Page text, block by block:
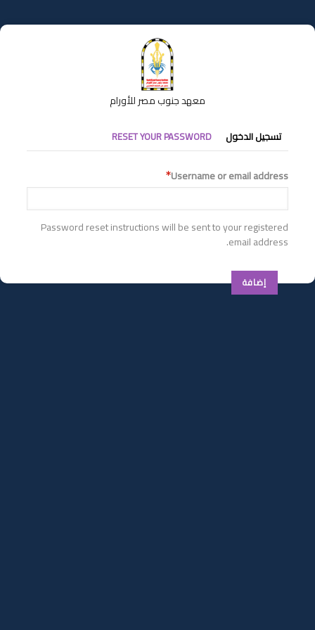
إلى
المحتوى
معهد جنوب مصر للأورام
التبويبات
الأساسية
تسجيل الدخول RESET YOUR PASSWORD
Username or email address
Password reset instructions will be sent to your registered
email address.